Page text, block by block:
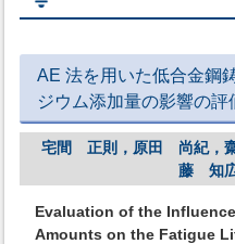
AE 法を用いた低合金鋼
ジウム添加量の影響の評
宅間 正則，原田 尚紀，
藤 知
Evaluation of the
Amounts on the Fatigue